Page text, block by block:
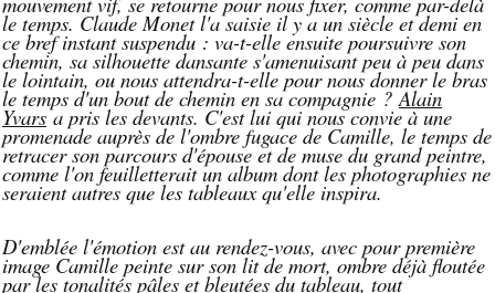
le temps. Claude Monet l'a saisie il y a un siècle et demi en
ce bref instant suspendu : va-t-elle ensuite poursuivre son
chemin, sa silhouette dansante s'amenuisant peu à peu dans
le lointain, ou nous attendra-t-elle pour nous donner le bras
le temps d'un bout de chemin en sa compagnie ?Alain
Yvarsa pris les devants. C'est lui qui nous convie à une
promenade auprès de l'ombre fugace de Camille, le temps de
retracer son parcours d'épouse et de muse du grand peintre,
comme l'on feuilletterait un album dont les photographies ne
seraient autres que les tableaux qu'elle inspira.
D'emblée l'émotion est au rendez-vous, avec pour première
image Camille peinte sur son lit de mort, ombre déjà floutée
par les tonalités pâles et bleutées du tableau, tout